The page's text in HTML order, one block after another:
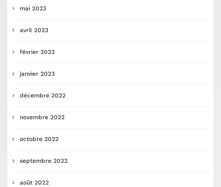
mai 2023
avril 2023
février 2023
janvier 2023
décembre 2022
novembre 2022
octobre 2022
septembre 2022
août 2022